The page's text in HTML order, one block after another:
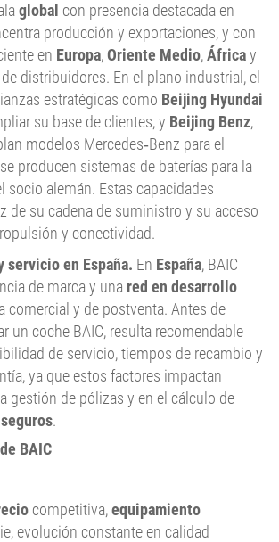
global con presencia destacada en
producción y exportaciones, y con
en Europa,Oriente Medio,Áfricay
distribuidores. En el plano industrial, el
estratégicas como Beijing Hyundai
su base de clientes, y Beijing Benz,
modelos Mercedes‑Benz para el
producen sistemas de baterías para la
socio alemán. Estas capacidades
de su cadena de suministro y su acceso
y conectividad.
servicio en España. En España, BAIC
de marca y una red en desarrollo
comercial y de postventa. Antes de
un coche BAIC, resulta recomendable
de servicio, tiempos de recambio y
ya que estos factores impactan
gestión de pólizas y en el cálculo de
.
BAIC
competitiva,equipamiento
evolución constante en calidad